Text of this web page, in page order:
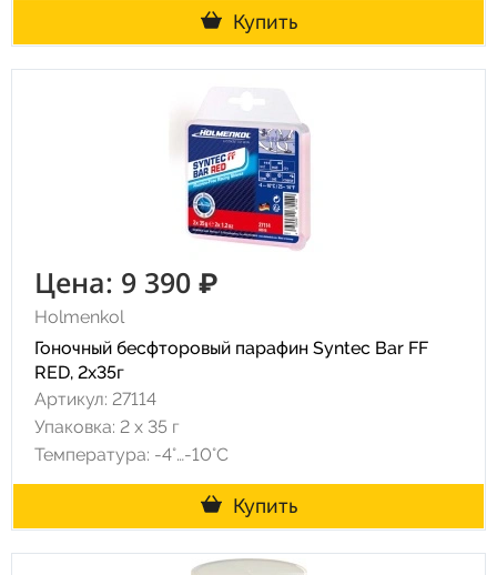
Купить
Цена: 9 390 ₽
Holmenkol
Гоночный бесфторовый парафин Syntec Bar FF
RED, 2х35г
Артикул: 27114
Упаковка: 2 х 35 г
Температура: -4°…-10°C
Купить